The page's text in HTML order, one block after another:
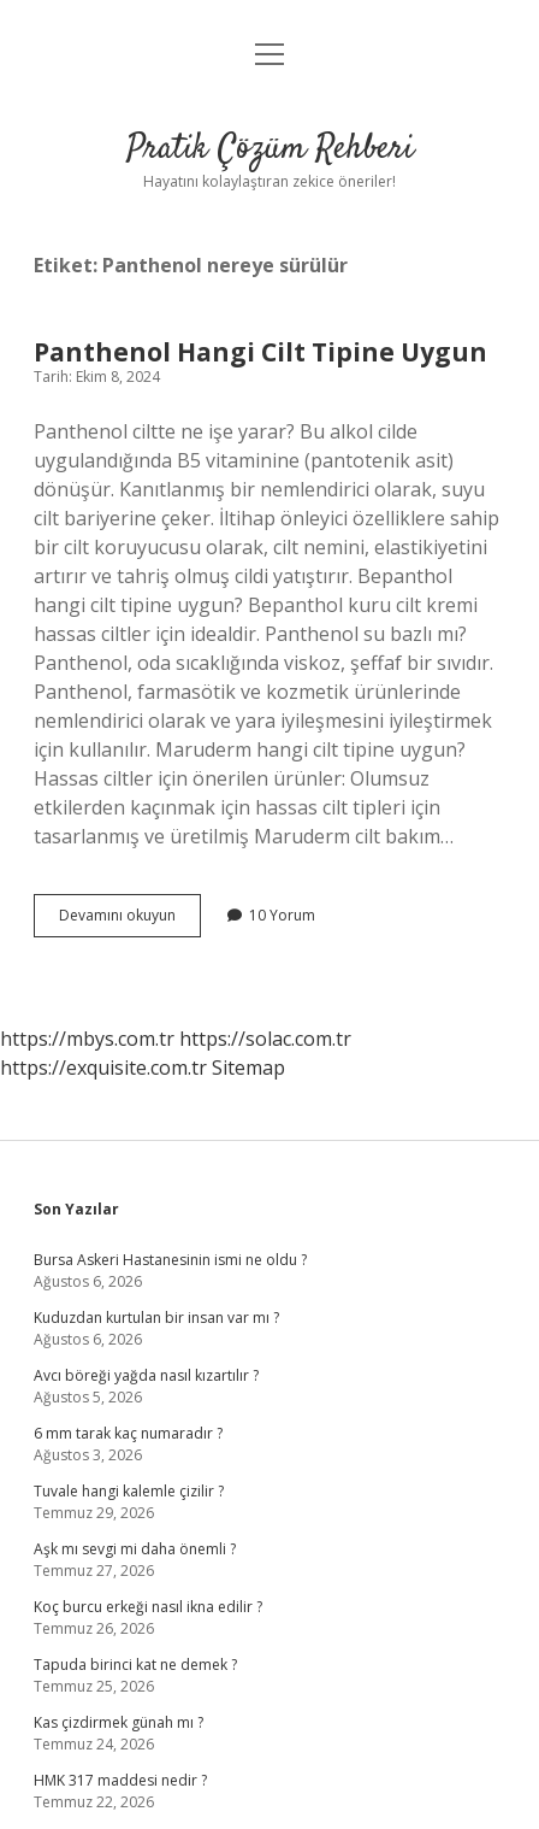
Anasayfa
Yasal Uyarı
menüyü
Pratik Çözüm Rehberi
Hayatını kolaylaştıran zekice öneriler!
Etiket: Panthenol nereye sürülür
Panthenol Hangi Cilt Tipine Uygun
Tarih: Ekim 8, 2024
Panthenol ciltte ne işe yarar? Bu alkol cilde
uygulandığında B5 vitaminine (pantotenik asit)
dönüşür. Kanıtlanmış bir nemlendirici olarak, suyu
cilt bariyerine çeker. İltihap önleyici özelliklere sahip
bir cilt koruyucusu olarak, cilt nemini, elastikiyetini
artırır ve tahriş olmuş cildi yatıştırır. Bepanthol
hangi cilt tipine uygun? Bepanthol kuru cilt kremi
hassas ciltler için idealdir. Panthenol su bazlı mı?
Panthenol, oda sıcaklığında viskoz, şeffaf bir sıvıdır.
Panthenol, farmasötik ve kozmetik ürünlerinde
nemlendirici olarak ve yara iyileşmesini iyileştirmek
için kullanılır. Maruderm hangi cilt tipine uygun?
Hassas ciltler için önerilen ürünler: Olumsuz
etkilerden kaçınmak için hassas cilt tipleri için
tasarlanmış ve üretilmiş Maruderm cilt bakım…
Devamını okuyun Panthenol
Hangi
10 Yorum
https://mbys.com.tr https://solac.com.tr
https://exquisite.com.trSitemap
Sidebar
Son Yazılar
Bursa Askeri Hastanesinin ismi ne oldu ?
Ağustos 6, 2026
Kuduzdan kurtulan bir insan var mı ?
Ağustos 6, 2026
Avcı böreği yağda nasıl kızartılır ?
Ağustos 5, 2026
6 mm tarak kaç numaradır ?
Ağustos 3, 2026
Tuvale hangi kalemle çizilir ?
Temmuz 29, 2026
Aşk mı sevgi mi daha önemli ?
Temmuz 27, 2026
Koç burcu erkeği nasıl ikna edilir ?
Temmuz 26, 2026
Tapuda birinci kat ne demek ?
Temmuz 25, 2026
Kas çizdirmek günah mı ?
Temmuz 24, 2026
HMK 317 maddesi nedir ?
Temmuz 22, 2026